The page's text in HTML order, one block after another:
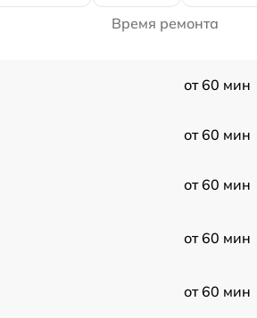
Время ремонта
от 60 мин
от 60 мин
от 60 мин
от 60 мин
от 60 мин